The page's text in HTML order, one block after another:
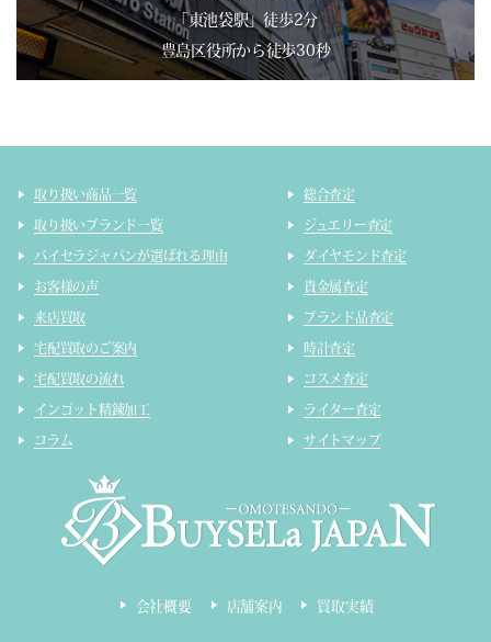
「東池袋駅」徒歩2分
豊島区役所から徒歩30秒
取り扱い商品一覧
取り扱いブランド一覧
バイセラジャパンが選ばれる理由
お客様の声
来店買取
宅配買取のご案内
宅配買取の流れ
インゴット精錬加工
コラム
総合査定
ジュエリー査定
ダイヤモンド査定
貴金属査定
ブランド品査定
時計査定
コスメ査定
ライター査定
サイトマップ
会社概要 店舗案内 買取実績